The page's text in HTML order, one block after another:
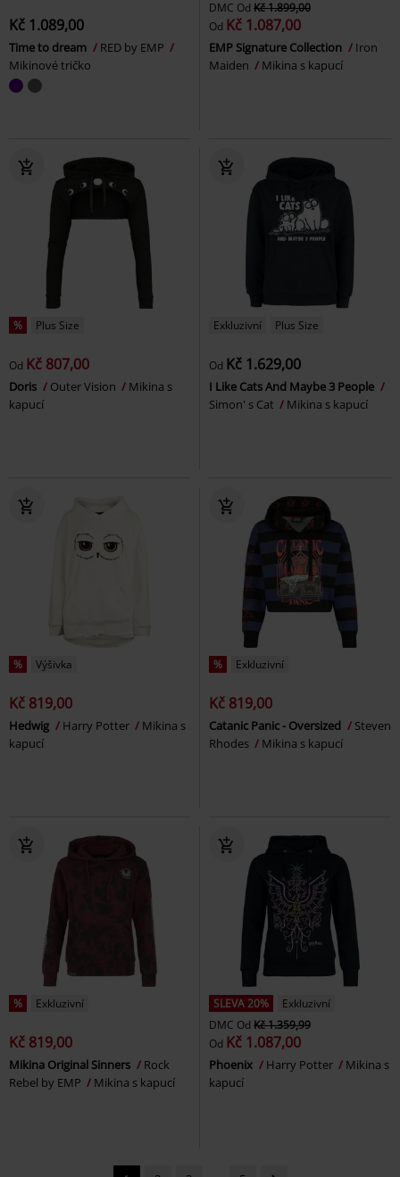
Kč 1.089,00
Time to dream
RED by EMP
Mikinové tričko
DMC Od Kč 1.899,00
Od Kč 1.087,00
EMP Signature Collection
Iron
Maiden
Mikina s kapucí
% Plus Size
Od Kč 807,00
Doris Outer Vision
Mikina s
kapucí
Exkluzivní Plus Size
Od Kč 1.629,00
I Like Cats And Maybe 3 People
Simon' s Cat
Mikina s kapucí
% Výšivka
Kč 819,00
Hedwig Harry Potter
Mikina s
kapucí
% Exkluzivní
Kč 819,00
Catanic Panic - Oversized
Steven
Rhodes
Mikina s kapucí
% Exkluzivní
Kč 819,00
Mikina Original Sinners
Rock
Rebel by EMP
Mikina s kapucí
SLEVA 20%
Exkluzivní
DMC Od Kč 1.359,99
Od Kč 1.087,00
Phoenix Harry Potter
Mikina s
kapucí